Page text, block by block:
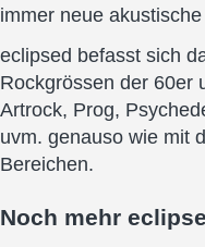
immer neue
eclipsed befasst sich
Rockgrössen der 60er
Artrock, Prog,
uvm. genauso wie mit
Bereichen.
Noch mehr